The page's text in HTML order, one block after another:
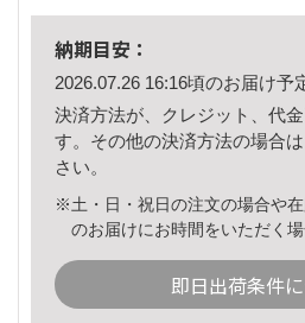
納期目安：
2026.07.26 16:16頃のお届け予
決済方法が、クレジット、代
す。その他の決済方法の場合は
さい。
※土・日・祝日の注文の場合や
のお届けにお時間をいただく場
即日出荷条件